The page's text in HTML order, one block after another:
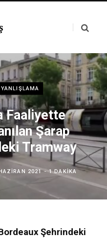
Faaliyette
Şarap
Tramway
2021 1 DAKIKA
Şehrindeki